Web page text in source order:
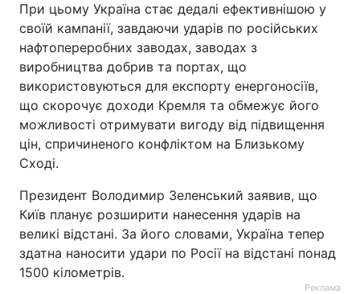
При цьому Україна стає дедалі ефективнішою у
своїй кампанії, завдаючи ударів по російських
нафтопереробних заводах, заводах з
виробництва добрив та портах, що
використовуються для експорту енергоносіїв,
що скорочує доходи Кремля та обмежує його
можливості отримувати вигоду від підвищення
цін, спричиненого конфліктом на Близькому
Сході.
Президент Володимир Зеленський заявив, що
Київ планує розширити нанесення ударів на
великі відстані. За його словами, Україна тепер
здатна наносити удари по Росії на відстані понад
1500 кілометрів.
Реклама